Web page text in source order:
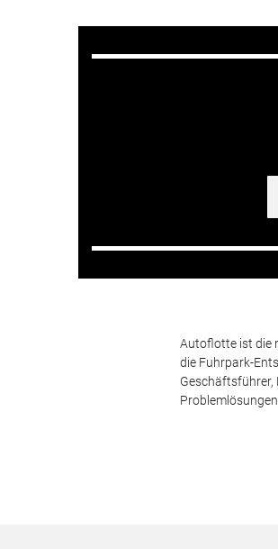
Autoflotte ist die
die Fuhrpark-
Geschäftsführer,